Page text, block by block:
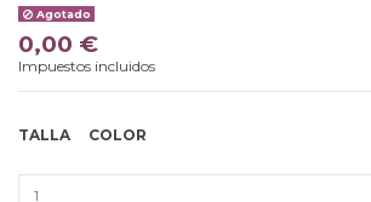
Agotado
0,00 €
Impuestos incluidos
TALLA COLOR